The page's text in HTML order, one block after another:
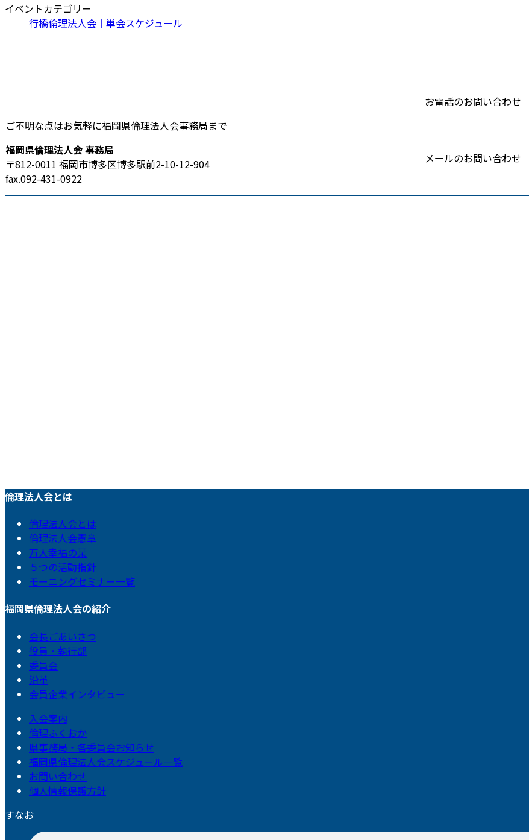
イベントカテゴリー
行橋倫理法人会｜単会スケジュール
ご不明な点はお気軽に福岡県倫理法人会事務局まで
福岡県倫理法人会 事務局
〒812-0011 福岡市博多区博多駅前2-10-12-904
fax.092-431-0922
お電話のお問い合わせ
メールのお問い合わせ
倫理法人会とは
倫理法人会とは
倫理法人会憲章
万人幸福の栞
５つの活動指針
モーニングセミナー一覧
福岡県倫理法人会の紹介
会長ごあいさつ
役員・執行部
委員会
沿革
会員企業インタビュー
入会案内
倫理ふくおか
県事務局・各委員会お知らせ
福岡県倫理法人会スケジュール一覧
お問い合わせ
個人情報保護方針
すなお